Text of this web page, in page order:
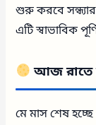
শুরু করবে
এটি স্বাভাবিক
আজ রাতে
মে মাস শেষ